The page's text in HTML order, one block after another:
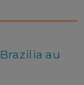
au